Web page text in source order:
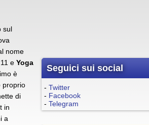
sul
nome
e Yoga
è
proprio
di
in
a
Seguici sui social
- Twitter
- Facebook
- Telegram